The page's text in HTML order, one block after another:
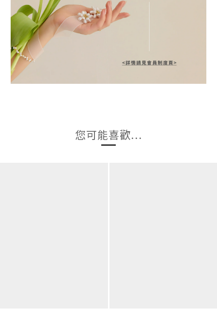
您可能喜歡...